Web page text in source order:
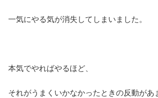
一気にやる気が消失してしまいました。
本気でやればやるほど、
それがうまくいかなかったときの反動があ